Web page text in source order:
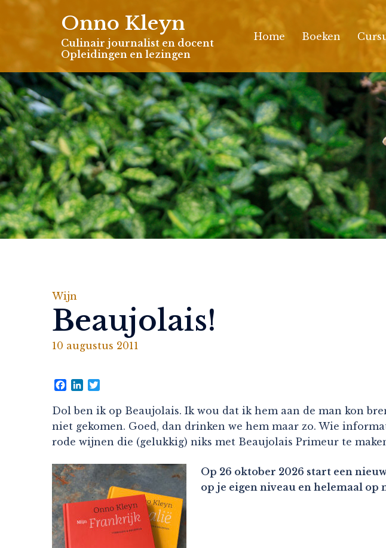
Skip
content
Onno Kleyn
Culinair journalist en docent
Opleidingen en lezingen
Home Boeken
Wijn
Beaujolais!
10 augustus 2011
Facebook
LinkedIn
Dol ben ik op Beaujolais. Ik wou dat ik hem aan de man kon
niet gekomen. Goed, dan drinken we hem maar zo. Wie
rode wijnen die (gelukkig) niks met Beaujolais Primeur te
Op 26 oktober 2026 start een
op je eigen niveau en helemaal